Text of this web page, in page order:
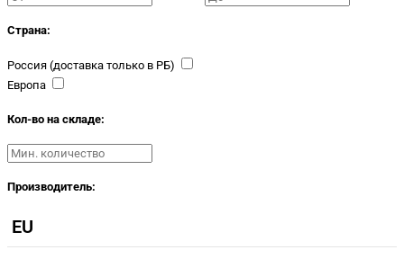
Страна:
Россия (доставка только в РБ)
Европа
Кол-во на складе:
Производитель:
EU